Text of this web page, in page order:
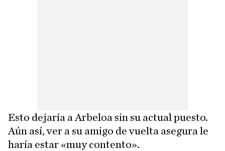
Esto dejaría a Arbeloa sin su actual puesto.
Aún así, ver a su amigo de vuelta asegura le
haría estar «muy contento».